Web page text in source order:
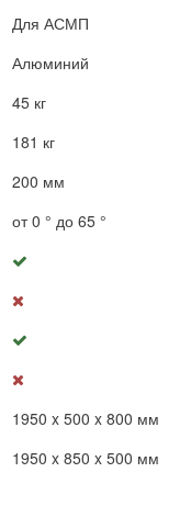
Для АСМП
Алюминий
45 кг
181 кг
200 мм
от 0 ° до 65 °
1950 x 500 x 800 мм
1950 x 850 x 500 мм